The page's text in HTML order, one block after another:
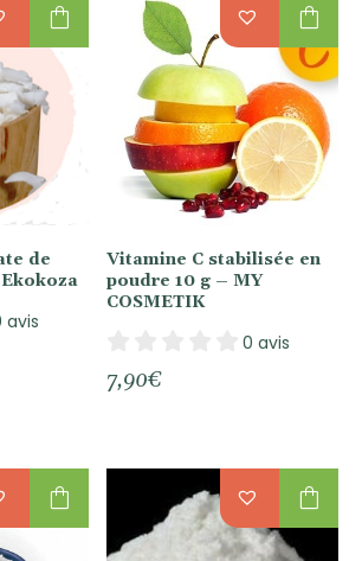
de
avis
shopping_bag
Vitamine C stabilisée en
poudre 10 g – MY
COSMETIK
0 avis
7,90€
shopping_bag
shopping_bag shopping_bag